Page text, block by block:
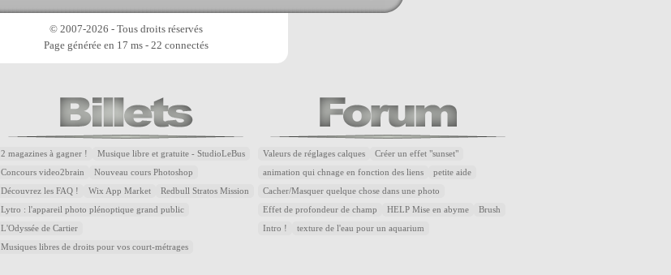
© 2007-2026 - Tous droits réservés
Page générée en 17 ms - 22 connectés
2 magazines à gagner ! Musique libre et gratuite - StudioLeBus
Concours video2brain Nouveau cours Photoshop
Découvrez les FAQ ! Wix App Market Redbull Stratos Mission
Lytro : l'appareil photo plénoptique grand public
L'Odyssée de Cartier
Musiques libres de droits pour vos court-métrages
Valeurs de réglages calques Créer un effet "sunset"
animation qui chnage en fonction des liens petite aide
Cacher/Masquer quelque chose dans une photo
Effet de profondeur de champ HELP Mise en abyme Brush
Intro ! texture de l'eau pour un aquarium